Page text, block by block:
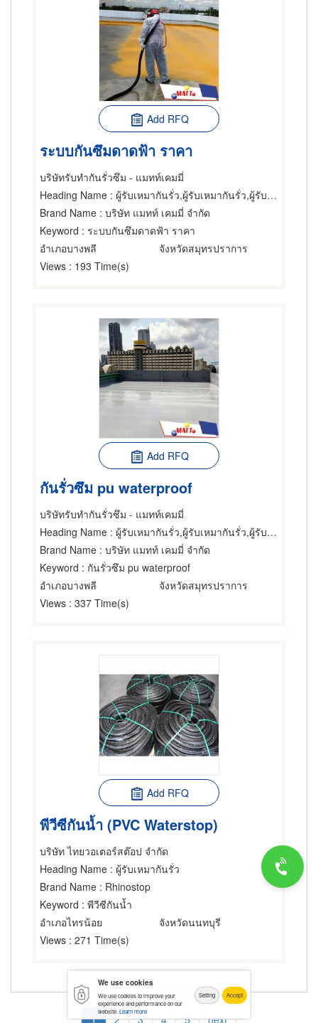
Add RFQ
ระบบกันซึมดาดฟ้า ราคา
บริษัทรับทำกันรั่วซึม - แมทท์เคมมี่
Heading Name : ผู้รับเหมากันรั่ว,ผู้รับเหมากันรั่ว,ผู้รับเหมากันรั่ว
Brand Name : บริษัท แมทท์ เคมมี่ จำกัด
Keyword : ระบบกันซึมดาดฟ้า ราคา
อำเภอบางพลี
จังหวัดสมุทรปราการ
Views : 193 Time(s)
Add RFQ
กันรั่วซึม pu waterproof
บริษัทรับทำกันรั่วซึม - แมทท์เคมมี่
Heading Name : ผู้รับเหมากันรั่ว,ผู้รับเหมากันรั่ว,ผู้รับเหมากันรั่ว
Brand Name : บริษัท แมทท์ เคมมี่ จำกัด
Keyword : กันรั่วซึม pu waterproof
อำเภอบางพลี
จังหวัดสมุทรปราการ
Views : 337 Time(s)
Add RFQ
พีวีซีกันน้ำ (PVC Waterstop)
บริษัท ไทยวอเตอร์สต๊อป จำกัด
Heading Name : ผู้รับเหมากันรั่ว
Brand Name : Rhinostop
Keyword : พีวีซีกันน้ำ
อำเภอไทรน้อย
จังหวัดนนทบุรี
Views : 271 Time(s)
Pagination Current
1 Page
2 Page
3 Page
4 Page
5 Next
next
We use cookies
We use cookies to improve your
experience and performance on our
website. Learn more
Setting Accept